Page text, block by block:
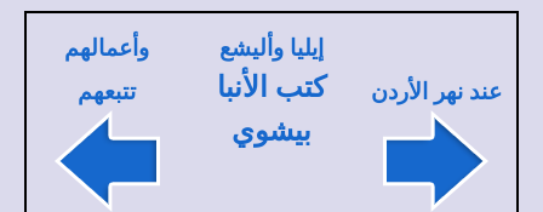
عند نهر الأردن
إيليا وأليشع
كتب الأنبا
بيشوي
وأعمالهم
تتبعهم